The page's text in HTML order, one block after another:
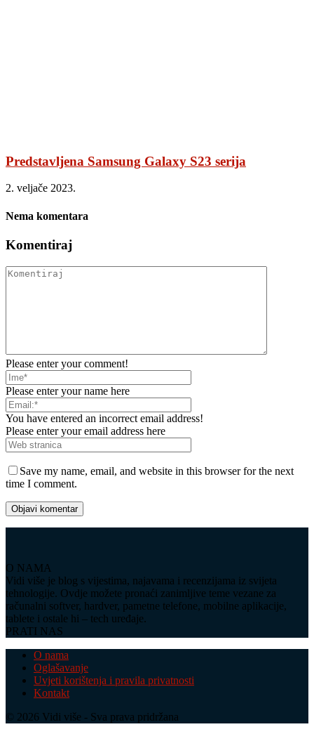
Predstavljena Samsung Galaxy S23 serija
2. veljače 2023.
Nema komentara
Komentiraj
Please enter your comment!
Please enter your name here
You have entered an incorrect email address!
Please enter your email address here
Save my name, email, and website in this browser for the next
time I comment.
O NAMA
Vidi više je blog s vijestima, najavama i recenzijama iz svijeta
tehnologije. Ovdje možete pronaći zanimljive teme vezane za
računalni softver, hardver, pametne telefone, mobilne aplikacije,
tablete i ostale hi – tech uređaje.
PRATI NAS
O nama
Oglašavanje
Uvjeti korištenja i pravila privatnosti
Kontakt
© 2026 Vidi više - Sva prava pridržana